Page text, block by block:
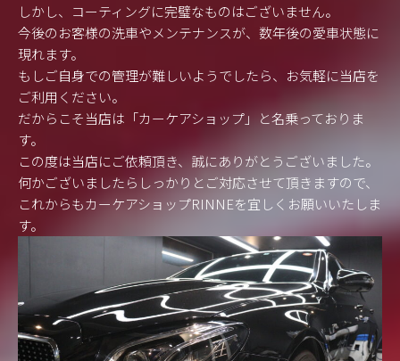
しかし、コーティングに完璧なものはございません。
今後のお客様の洗車やメンテナンスが、数年後の愛車状態に
現れます。
もしご自身での管理が難しいようでしたら、お気軽に当店を
ご利用ください。
だからこそ当店は「カーケアショップ」と名乗っておりま
す。
この度は当店にご依頼頂き、誠にありがとうございました。
何かございましたらしっかりとご対応させて頂きますので、
これからもカーケアショップRINNEを宜しくお願いいたしま
す。